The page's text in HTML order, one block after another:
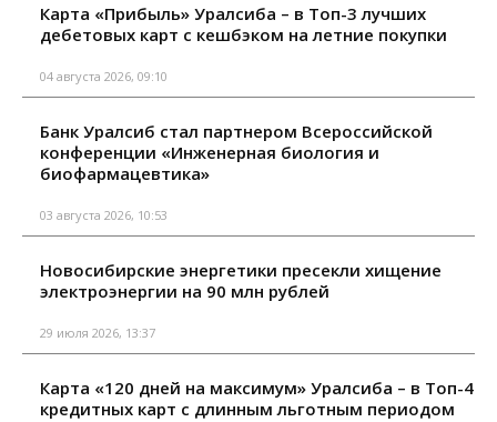
Карта «Прибыль» Уралсиба – в Топ-3 лучших
дебетовых карт с кешбэком на летние покупки
04 августа 2026, 09:10
Банк Уралсиб стал партнером Всероссийской
конференции «Инженерная биология и
биофармацевтика»
03 августа 2026, 10:53
Новосибирские энергетики пресекли хищение
электроэнергии на 90 млн рублей
29 июля 2026, 13:37
Карта «120 дней на максимум» Уралсиба – в Топ-4
кредитных карт с длинным льготным периодом